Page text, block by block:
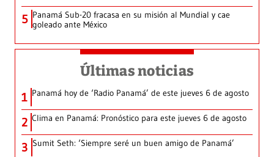
5 Panamá Sub-20 fracasa en su misión al Mundial y cae
goleado ante México
Últimas noticias
1 Panamá hoy de ‘Radio Panamá’ de este jueves 6 de agosto
2 Clima en Panamá: Pronóstico para este jueves 6 de agosto
3 Sumit Seth: ‘Siempre seré un buen amigo de Panamá’